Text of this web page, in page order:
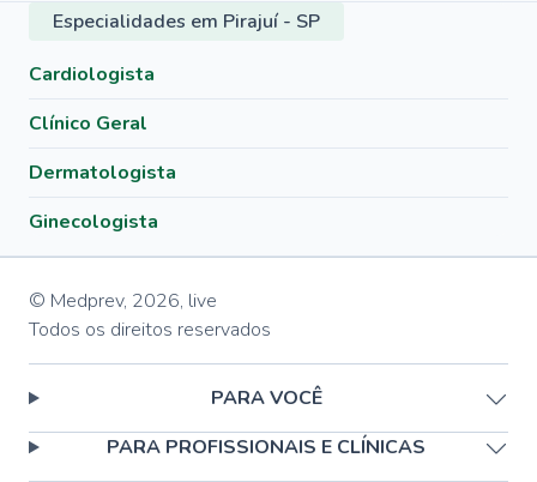
Especialidades em Pirajuí - SP
Cardiologista
Clínico Geral
Dermatologista
Ginecologista
© Medprev, 2026, live
Todos os direitos reservados
PARA VOCÊ
PARA PROFISSIONAIS E CLÍNICAS